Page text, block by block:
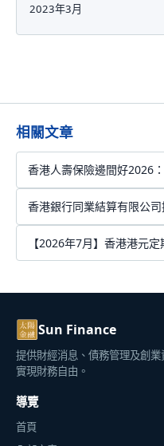
2023年3月
相關文章
香港人壽保險邊間好2026
購指南
香港銀行同業結算有限公
站 — 警惕仿冒FPS网站诈
【2026年7月】香港港元
擬銀行最高達8厘
Sun Finance
提供財經消息、債務管理及創
實現財務自由。
導覽
首頁